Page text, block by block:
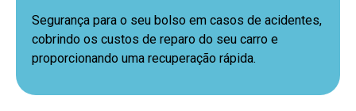
Segurança para o seu bolso em casos de acidentes,
cobrindo os custos de reparo do seu carro e
proporcionando uma recuperação rápida.